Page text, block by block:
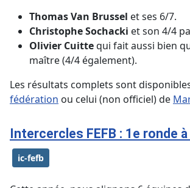
Thomas Van Brussel et ses 6/7.
Christophe Sochacki et son 4/4
Olivier Cuittequi fait aussi bien
maître (4/4 également).
Les résultats complets sont
fédération ou celui (non officiel) de
Intercercles FEFB : 1e ronde
ic-fefb